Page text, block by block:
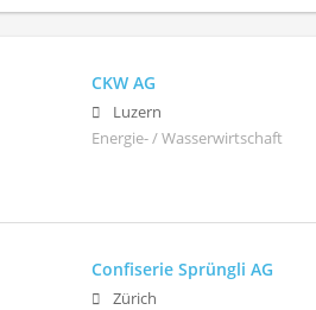
CKW AG
Luzern
Energie- / Wasserwirtschaft
Confiserie Sprüngli AG
Zürich